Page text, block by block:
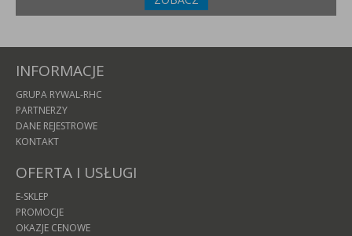
INFORMACJE
GRUPA RYWAL-RHC
PARTNERZY
DANE REJESTROWE
KONTAKT
OFERTA I USŁUGI
E-SKLEP
PROMOCJE
OKAZJE CENOWE